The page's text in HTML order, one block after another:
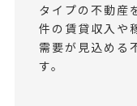
タイプの不動産
件の賃貸収入や
需要が見込める
す。